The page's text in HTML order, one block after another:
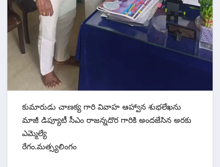
కుమారుడు చాణక్య గారి వివాహ ఆహ్వాన శుభలేఖను
మాజీ డిప్యూటీ సీఎం రాజన్నదొర గారికి అందజేసిన అరకు
ఎమ్మెల్యే
రేగం.మత్స్యలింగం